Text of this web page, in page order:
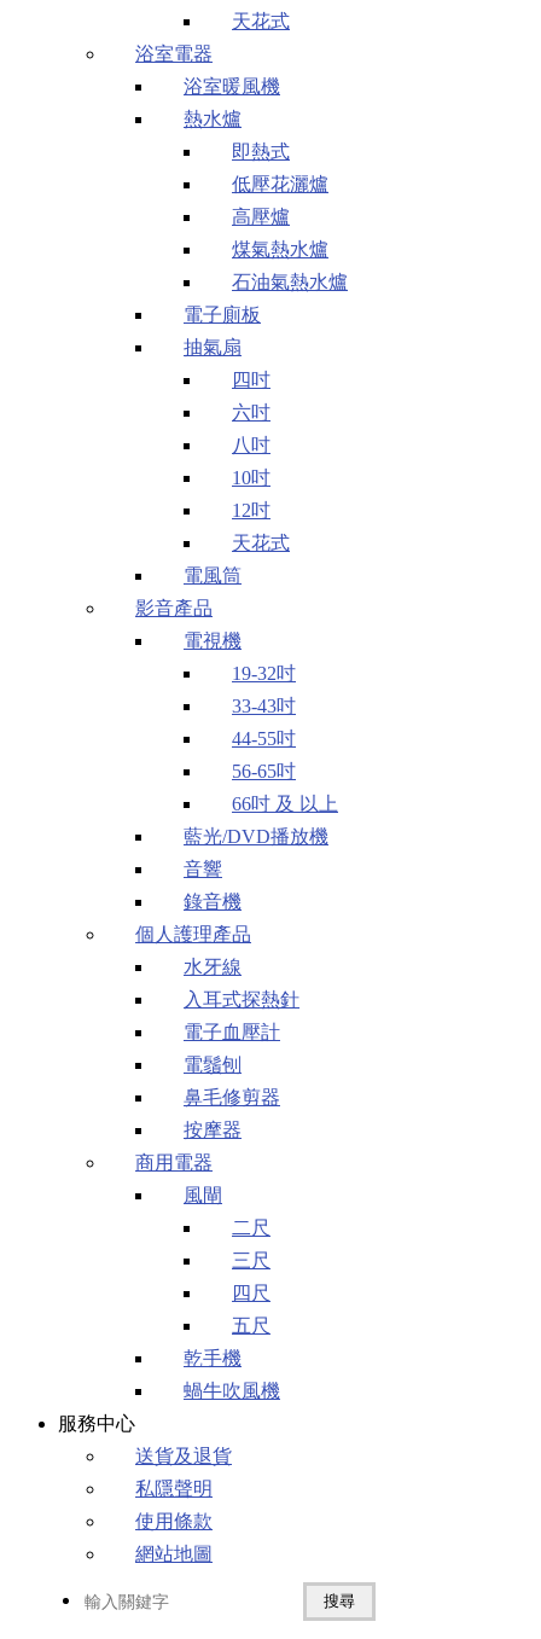
天花式
浴室電器
浴室暖風機
熱水爐
即熱式
低壓花灑爐
高壓爐
煤氣熱水爐
石油氣熱水爐
電子廁板
抽氣扇
四吋
六吋
八吋
10吋
12吋
天花式
電風筒
影音產品
電視機
19-32吋
33-43吋
44-55吋
56-65吋
66吋 及 以上
藍光/DVD播放機
音響
錄音機
個人護理產品
水牙線
入耳式探熱針
電子血壓計
電鬚刨
鼻毛修剪器
按摩器
商用電器
風閘
二尺
三尺
四尺
五尺
乾手機
蝸牛吹風機
服務中心
送貨及退貨
私隱聲明
使用條款
網站地圖